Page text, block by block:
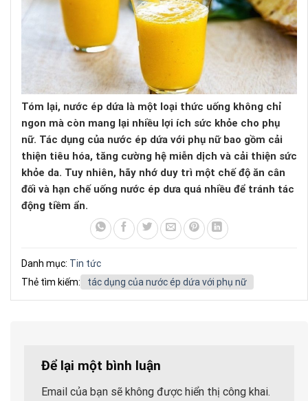
Tóm lại, nước ép dứa là một loại thức uống không chỉ
ngon mà còn mang lại nhiều lợi ích sức khỏe cho phụ
nữ. Tác dụng của nước ép dứa với phụ nữ bao gồm cải
thiện tiêu hóa, tăng cường hệ miễn dịch và cải thiện sức
khỏe da. Tuy nhiên, hãy nhớ duy trì một chế độ ăn cân
đối và hạn chế uống nước ép dưa quá nhiều để tránh tác
động tiềm ẩn.
Danh mục: Tin tức
Thẻ tìm kiếm:
tác dụng của nước ép dứa với phụ nữ
Để lại một bình luận
Email của bạn sẽ không được hiển thị công khai.